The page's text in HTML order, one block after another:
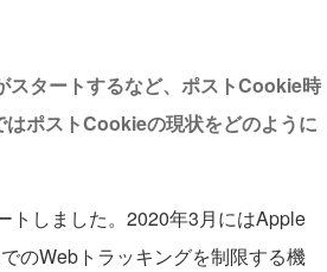
タートするなど、ポストCookie時
ポストCookieの現状をどのように
しました。2020年3月にはApple
のWebトラッキングを制限する機